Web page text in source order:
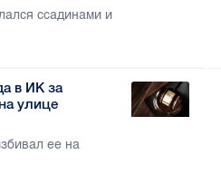
ссадинами и
в ИК за
улице
ее на